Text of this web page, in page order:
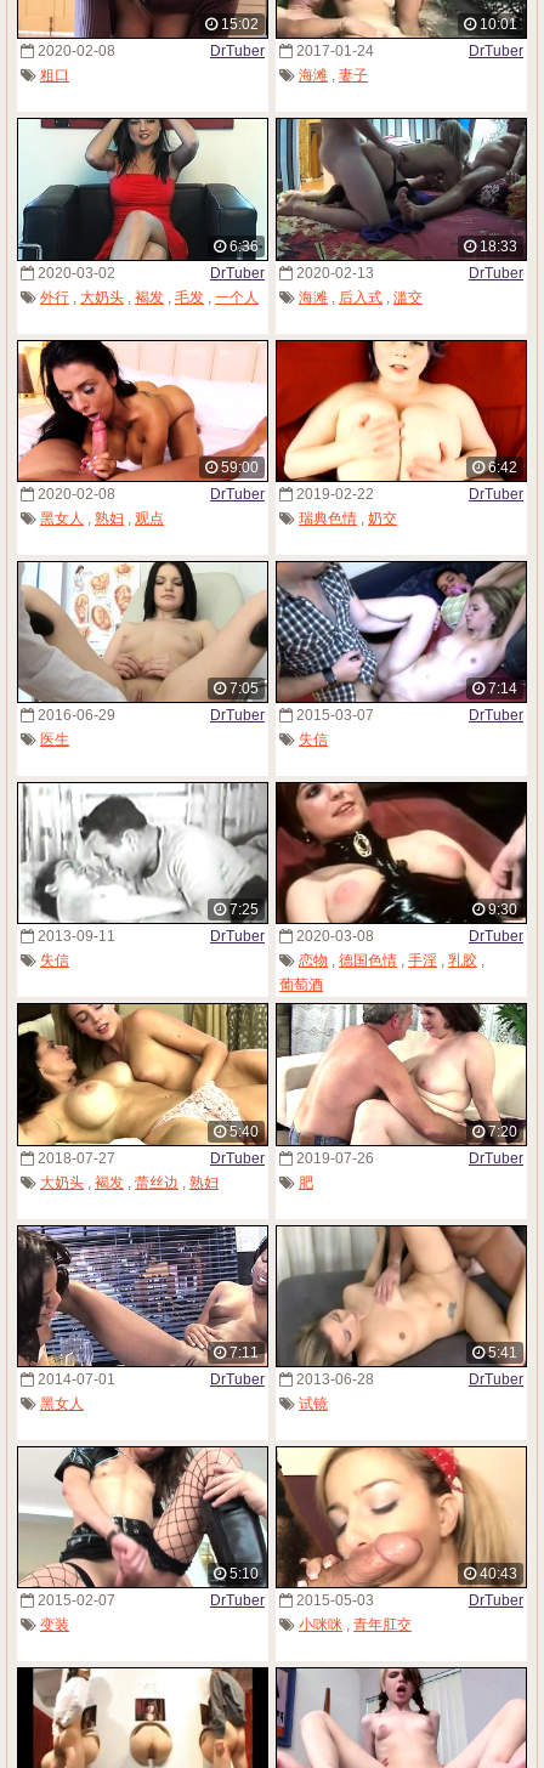
15:02
2020-02-08
DrTuber
粗口
10:01
2017-01-24
DrTuber
海滩 , 妻子
6:36
2020-03-02
DrTuber
外行
大奶头 褐发 毛发 一个人
18:33
2020-02-13
DrTuber
海滩
后入式 滥交
59:00
2020-02-08
DrTuber
黑女人 , 熟妇 , 观点
6:42
2019-02-22
DrTuber
瑞典色情 , 奶交
7:05
2016-06-29
DrTuber
医生
7:14
2015-03-07
DrTuber
失信
7:25
2013-09-11
DrTuber
失信
9:30
2020-03-08
DrTuber
恋物 , 德国色情 , 手淫 , 乳胶 ,
葡萄酒
5:40
2018-07-27
DrTuber
大奶头
褐发 蕾丝边 熟妇
7:20
2019-07-26
DrTuber
肥
7:11
2014-07-01
DrTuber
黑女人
5:41
2013-06-28
DrTuber
试镜
5:10
2015-02-07
DrTuber
变装
40:43
2015-05-03
DrTuber
小咪咪 , 青年肛交